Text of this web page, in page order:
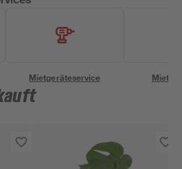
Mietgeräteservice